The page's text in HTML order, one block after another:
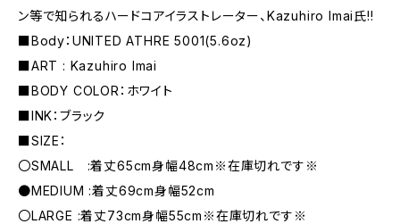
ン等で知られるハードコアイラストレーター、Kazuhiro Imai氏!!
■Body：UNITED ATHRE 5001(5.6oz)
■ART : Kazuhiro Imai
■BODY COLOR：ホワイト
■INK：ブラック
■SIZE：
〇SMALL :着丈65cm身幅48cm※在庫切れです※
●MEDIUM :着丈69cm身幅52cm
〇LARGE :着丈73cm身幅55cm※在庫切れです※